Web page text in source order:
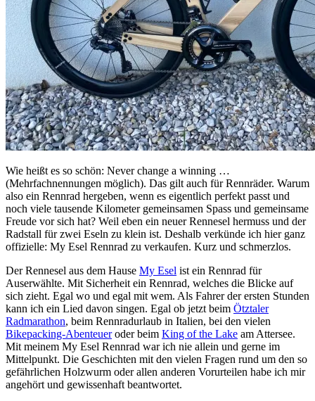
Wie heißt es so schön: Never change a winning …
(Mehrfachnennungen möglich). Das gilt auch für Rennräder. Warum
also ein Rennrad hergeben, wenn es eigentlich perfekt passt und
noch viele tausende Kilometer gemeinsamen Spass und gemeinsame
Freude vor sich hat? Weil eben ein neuer Rennesel hermuss und der
Radstall für zwei Eseln zu klein ist. Deshalb verkünde ich hier ganz
offizielle: My Esel Rennrad zu verkaufen. Kurz und schmerzlos.
Der Rennesel aus dem Hause My Esel ist ein Rennrad für
Auserwählte. Mit Sicherheit ein Rennrad, welches die Blicke auf
sich zieht. Egal wo und egal mit wem. Als Fahrer der ersten Stunden
kann ich ein Lied davon singen. Egal ob jetzt beim Ötztaler
Radmarathon, beim Rennradurlaub in Italien, bei den vielen
Bikepacking-Abenteueroder beim King of the Lake am Attersee.
Mit meinem My Esel Rennrad war ich nie allein und gerne im
Mittelpunkt. Die Geschichten mit den vielen Fragen rund um den so
gefährlichen Holzwurm oder allen anderen Vorurteilen habe ich mir
angehört und gewissenhaft beantwortet.